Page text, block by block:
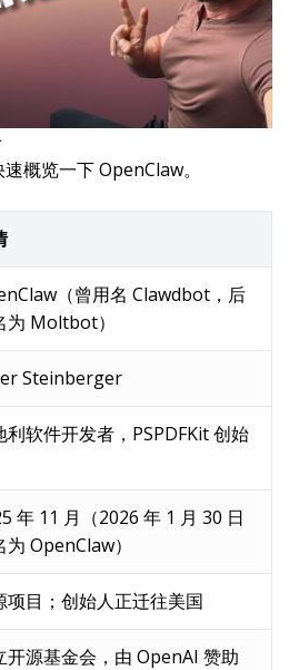
概览一下 OpenClaw。
（曾用名 Clawdbot，后
为 Moltbot）
Steinberger
利软件开发者，PSPDFKit 创始
年 11 月（2026 年 1 月 30 日
为 OpenClaw）
项目；创始人正迁往美国
开源基金会，由 OpenAI 赞助